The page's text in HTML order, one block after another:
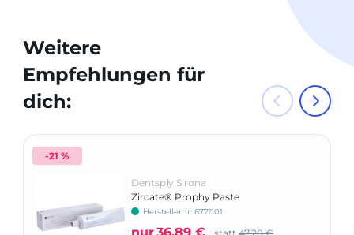
Weitere
Empfehlungen für
dich:
-21 %
Dentsply Sirona
Zircate® Prophy Paste
Herstellernr: 677001